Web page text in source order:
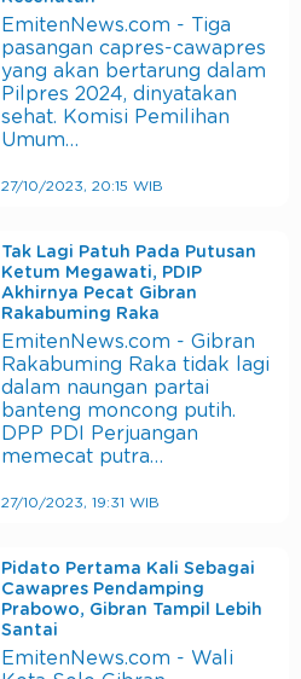
EmitenNews.com - Tiga
pasangan capres-cawapres
yang akan bertarung dalam
Pilpres 2024, dinyatakan
sehat. Komisi Pemilihan
Umum…
27/10/2023, 20:15 WIB
Tak Lagi Patuh Pada Putusan
Ketum Megawati, PDIP
Akhirnya Pecat Gibran
Rakabuming Raka
EmitenNews.com - Gibran
Rakabuming Raka tidak lagi
dalam naungan partai
banteng moncong putih.
DPP PDI Perjuangan
memecat putra…
27/10/2023, 19:31 WIB
Pidato Pertama Kali Sebagai
Cawapres Pendamping
Prabowo, Gibran Tampil Lebih
Santai
EmitenNews.com - Wali